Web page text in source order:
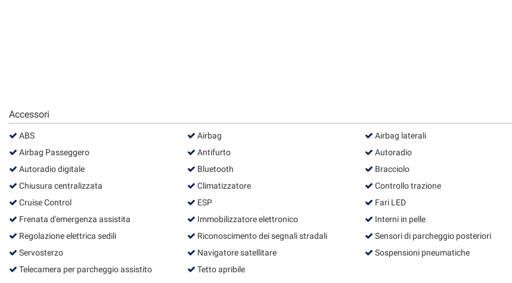
Accessori
ABS
Airbag Passeggero
Autoradio digitale
Chiusura centralizzata
Cruise Control
Frenata d'emergenza assistita
Regolazione elettrica sedili
Servosterzo
Telecamera per parcheggio assistito
Airbag
Antifurto
Bluetooth
Climatizzatore
ESP
Immobilizzatore elettronico
Riconoscimento dei segnali stradali
Navigatore satellitare
Tetto apribile
Airbag laterali
Autoradio
Bracciolo
Controllo trazione
Fari LED
Interni in pelle
Sensori di parcheggio posteriori
Sospensioni pneumatiche
Puoi
rivedere
modificare
le
scelte
in
qualsiasi